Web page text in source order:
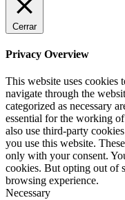
Cerrar
Privacy Overview
This website uses
navigate through the
categorized as necessary
essential for the working
also use third-party
you use this website.
only with your consent.
cookies. But opting out of
browsing experience.
Necessary